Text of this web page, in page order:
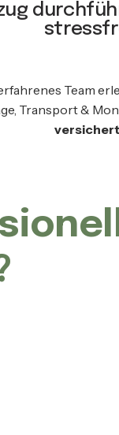
Team
Transport &